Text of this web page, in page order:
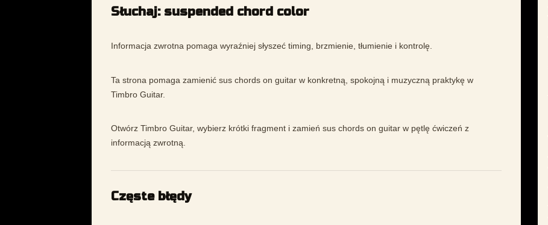
Słuchaj: suspended chord color
Informacja zwrotna pomaga wyraźniej słyszeć timing, brzmienie, tłumienie i kontrolę.
Ta strona pomaga zamienić sus chords on guitar w konkretną, spokojną i muzyczną praktykę w
Timbro Guitar.
Otwórz Timbro Guitar, wybierz krótki fragment i zamień sus chords on guitar w pętlę ćwiczeń z
informacją zwrotną.
Częste błędy